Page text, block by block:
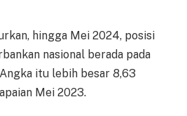
hingga Mei 2024, posisi
nasional berada pada
itu lebih besar 8,63
Mei 2023.